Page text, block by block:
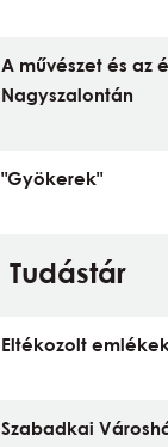
A művészet és az
Nagyszalontán
"Gyökerek"
Tudástár
Eltékozolt
Szabadkai